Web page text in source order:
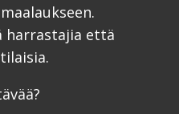
harrastajia että